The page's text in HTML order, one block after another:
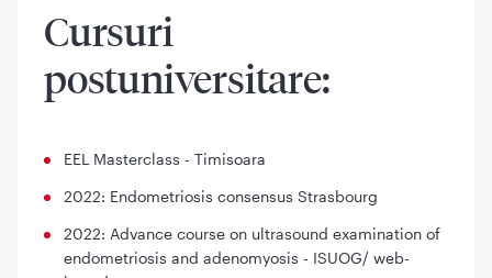
Cursuri
postuniversitare:
EEL Masterclass - Timisoara
2022: Endometriosis consensus Strasbourg
2022: Advance course on ultrasound examination of
endometriosis and adenomyosis - ISUOG/ web-